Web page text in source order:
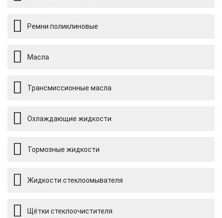
Ремни поликлиновые
Масла
Трансмиссионные масла
Охлаждающие жидкости
Тормозные жидкости
Жидкости стеклоомывателя
Щётки стеклоочистителя